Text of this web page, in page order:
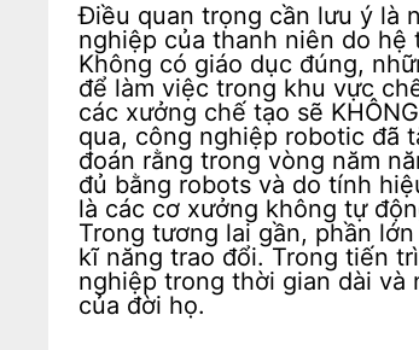
Điều quan trọng cần lưu ý là
nghiệp của thanh niên do
Không có giáo dục đúng,
để làm việc trong khu vực
các xưởng chế tạo sẽ
qua, công nghiệp robotic đã
đoán rằng trong vòng năm
đủ bằng robots và do tính
là các cơ xưởng không tự
Trong tương lai gần, phần
kĩ năng trao đổi. Trong tiến
nghiệp trong thời gian dài và
của đời họ.